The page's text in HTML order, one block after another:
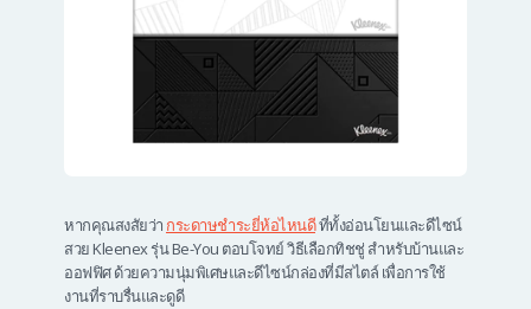
หากคุณสงสัยว่า กระดาษชำระยี่ห้อไหนดีที่ทั้งอ่อนโยนและดีไซน์
สวย Kleenex รุ่น Be-You ตอบโจทย์ วิธีเลือกทิชชู่ สำหรับบ้านและ
ออฟฟิศ ด้วยความนุ่มพิเศษและดีไซน์กล่องที่มีสไตล์ เพื่อการใช้
งานที่ราบรื่นและดูดี